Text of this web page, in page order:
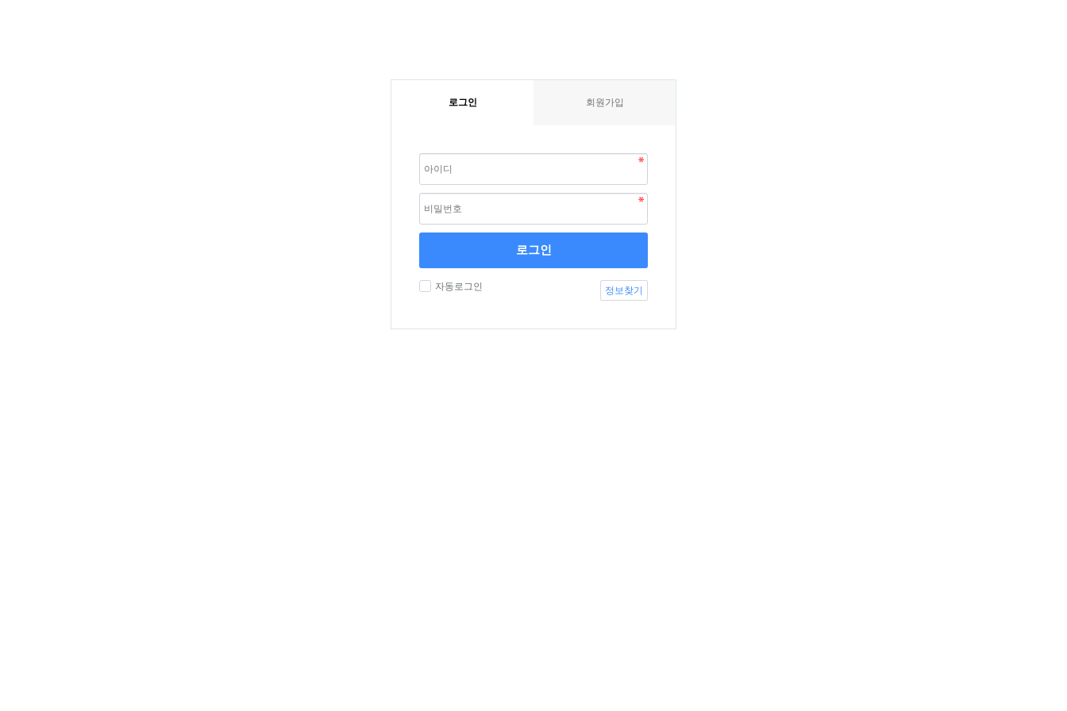
로그인 회원가입
로그인
자동로그인 정보찾기